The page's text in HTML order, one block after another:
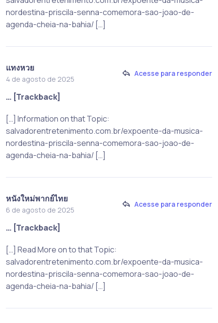
nordestina-priscila-senna-comemora-sao-joao-de-
agenda-cheia-na-bahia/ […]
แทงหวย
4 de agosto de 2025
Acesse para responder
… [Trackback]
[…] Information on that Topic:
salvadorentretenimento.com.br/expoente-da-musica-
nordestina-priscila-senna-comemora-sao-joao-de-
agenda-cheia-na-bahia/ […]
หนังใหม่พากย์ไทย
6 de agosto de 2025
Acesse para responder
… [Trackback]
[…] Read More on to that Topic:
salvadorentretenimento.com.br/expoente-da-musica-
nordestina-priscila-senna-comemora-sao-joao-de-
agenda-cheia-na-bahia/ […]